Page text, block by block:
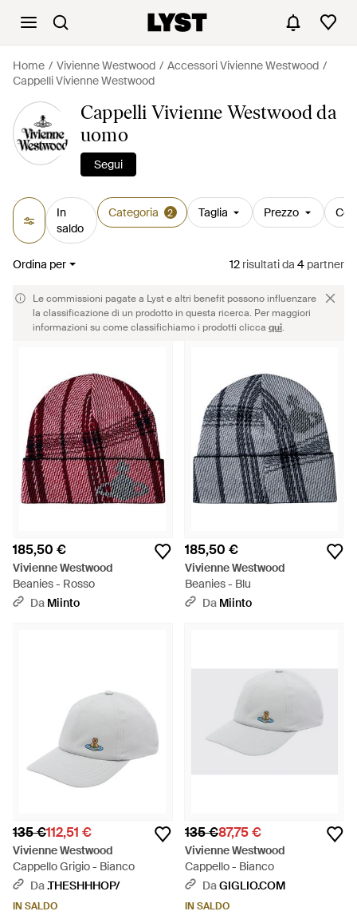
Home Vivienne Westwood
Accessori Vivienne Westwood
Cappelli Vivienne Westwood
Cappelli Vivienne Westwood da
uomo
Segui
In
saldo
Categoria 2 Taglia Prezzo
Ordina per 12 risultatida 4 partner
Le commissioni pagate a Lyst e altri benefit possono influenzare
la classificazione di un prodotto in questa ricerca. Per maggiori
informazioni su come classifichiamo i prodotti clicca qui.
185,50 €
Vivienne Westwood
Beanies - Rosso
Da Miinto
185,50 €
Vivienne Westwood
Beanies - Blu
Da Miinto
135 €112,51 €
Vivienne Westwood
Cappello Grigio - Bianco
Da.THESHHHOP/
IN SALDO
135 €87,75 €
Vivienne Westwood
Cappello - Bianco
DaGIGLIO.COM
IN SALDO